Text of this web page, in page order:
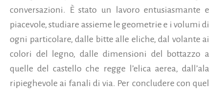
conversazioni. È stato un lavoro entusiasmante e
piacevole, studiare assieme le geometrie e i volumi di
ogni particolare, dalle bitte alle eliche, dal volante ai
colori del legno, dalle dimensioni del bottazzo a
quelle del castello che regge l’elica aerea, dall’ala
ripieghevole ai fanali di via. Per concludere con quel